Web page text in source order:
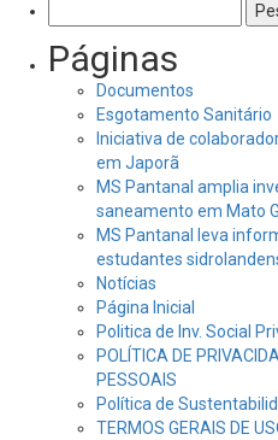
por:
Páginas
Documentos
Esgotamento Sanitário
Iniciativa de
em Japorã
MS Pantanal amplia
saneamento em Mato
MS Pantanal leva
estudantes
Notícias
Página Inicial
Politica de Inv. Social
POLÍTICA DE
PESSOAIS
Política de
TERMOS GERAIS DE